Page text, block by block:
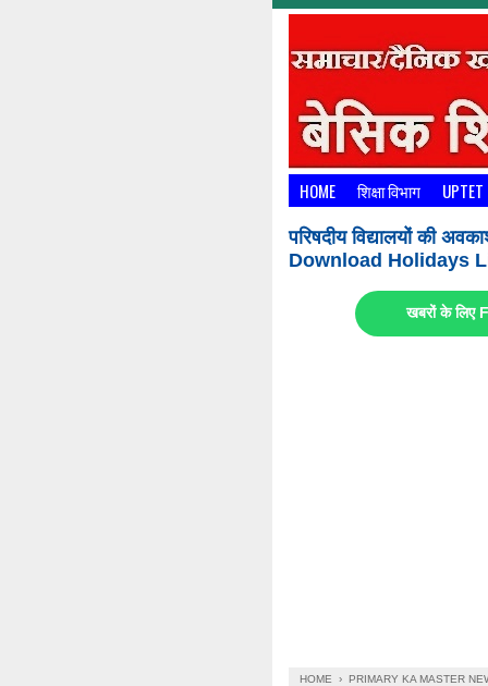
HOME शिक्षा विभाग UPTET
परिषदीय विद्यालयों की
Download Holidays
खबरों के
HOME › PRIMARY KA MASTER